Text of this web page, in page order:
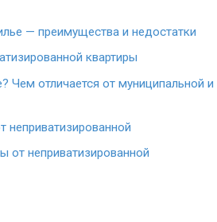
— преимущества и недостатки
квартиры
Чем отличается от муниципальной и
неприватизированной
от неприватизированной